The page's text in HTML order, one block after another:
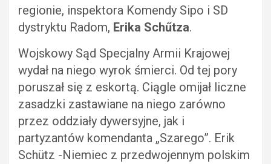
regionie, inspektora Komendy Sipo i SD
dystryktu Radom, Erika Schűtza.
Wojskowy Sąd Specjalny Armii Krajowej
wydał na niego wyrok śmierci. Od tej pory
poruszał się z eskortą. Ciągle omijał liczne
zasadzki zastawiane na niego zarówno
przez oddziały dywersyjne, jak i
partyzantów komendanta „Szarego”. Erik
Schütz -Niemiec z przedwojennym polskim